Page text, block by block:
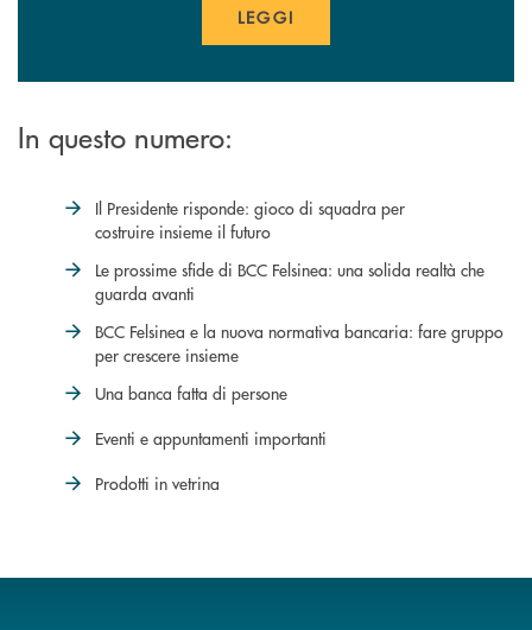
LEGGI
In questo numero:
Il Presidente risponde: gioco di squadra per
costruire insieme il futuro
Le prossime sfide di BCC Felsinea: una solida realtà che
guarda avanti
BCC Felsinea e la nuova normativa bancaria: fare gruppo
per crescere insieme
Una banca fatta di persone
Eventi e appuntamenti importanti
Prodotti in vetrina